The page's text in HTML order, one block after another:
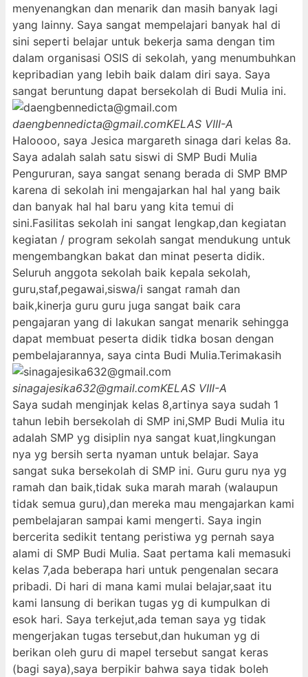
menyenangkan dan menarik dan masih banyak lagi
yang lainny. Saya sangat mempelajari banyak hal di
sini seperti belajar untuk bekerja sama dengan tim
dalam organisasi OSIS di sekolah, yang menumbuhkan
kepribadian yang lebih baik dalam diri saya. Saya
sangat beruntung dapat bersekolah di Budi Mulia ini.
daengbennedicta@gmail.comKELAS VIII-A
Haloooo, saya Jesica margareth sinaga dari kelas 8a.
Saya adalah salah satu siswi di SMP Budi Mulia
Pengururan, saya sangat senang berada di SMP BMP
karena di sekolah ini mengajarkan hal hal yang baik
dan banyak hal hal baru yang kita temui di
sini.Fasilitas sekolah ini sangat lengkap,dan kegiatan
kegiatan / program sekolah sangat mendukung untuk
mengembangkan bakat dan minat peserta didik.
Seluruh anggota sekolah baik kepala sekolah,
guru,staf,pegawai,siswa/i sangat ramah dan
baik,kinerja guru guru juga sangat baik cara
pengajaran yang di lakukan sangat menarik sehingga
dapat membuat peserta didik tidka bosan dengan
pembelajarannya, saya cinta Budi Mulia.Terimakasih
sinagajesika632@gmail.comKELAS VIII-A
Saya sudah menginjak kelas 8,artinya saya sudah 1
tahun lebih bersekolah di SMP ini,SMP Budi Mulia itu
adalah SMP yg disiplin nya sangat kuat,lingkungan
nya yg bersih serta nyaman untuk belajar. Saya
sangat suka bersekolah di SMP ini. Guru guru nya yg
ramah dan baik,tidak suka marah marah (walaupun
tidak semua guru),dan mereka mau mengajarkan kami
pembelajaran sampai kami mengerti. Saya ingin
bercerita sedikit tentang peristiwa yg pernah saya
alami di SMP Budi Mulia. Saat pertama kali memasuki
kelas 7,ada beberapa hari untuk pengenalan secara
pribadi. Di hari di mana kami mulai belajar,saat itu
kami lansung di berikan tugas yg di kumpulkan di
esok hari. Saya terkejut,ada teman saya yg tidak
mengerjakan tugas tersebut,dan hukuman yg di
berikan oleh guru di mapel tersebut sangat keras
(bagi saya),saya berpikir bahwa saya tidak boleh